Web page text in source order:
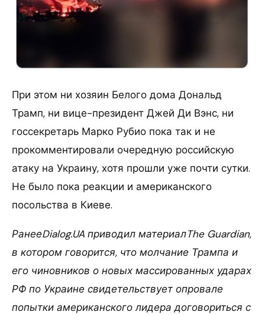
При этом ни хозяин Белого дома Дональд
Трамп, ни вице-президент Джей Ди Вэнс, ни
госсекретарь Марко Рубио пока так и не
прокомментировали очередную российскую
атаку на Украину, хотя прошли уже почти сутки.
Не было пока реакции и американского
посольства в Киеве.
РанееDialog.UA приводил материалThe Guardian,
в котором говорится, что молчание Трампа и
его чиновников о новых массированных ударах
РФ по Украине свидетельствует опровале
попытки американского лидера договориться с